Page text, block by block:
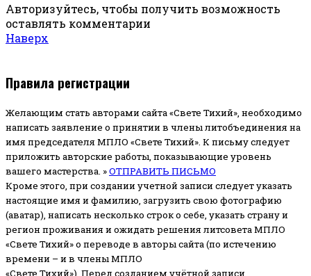
Авторизуйтесь, чтобы получить возможность
оставлять комментарии
Наверх
Правила регистрации
Желающим стать авторами сайта «Свете Тихий», необходимо
написать заявление о принятии в члены литобъединения на
имя председателя МПЛО «Свете Тихий». К письму следует
приложить авторские работы, показывающие уровень
вашего мастерства. »ОТПРАВИТЬ ПИСЬМО
Кроме этого, при создании учетной записи следует указать
настоящие имя и фамилию, загрузить свою фотографию
(аватар), написать несколько строк о себе, указать страну и
регион проживания и ожидать решения литсовета МПЛО
«Свете Тихий» о переводе в авторы сайта (по истечению
времени – и в члены МПЛО
«Свете Тихий»). Перед созданием учётной записи